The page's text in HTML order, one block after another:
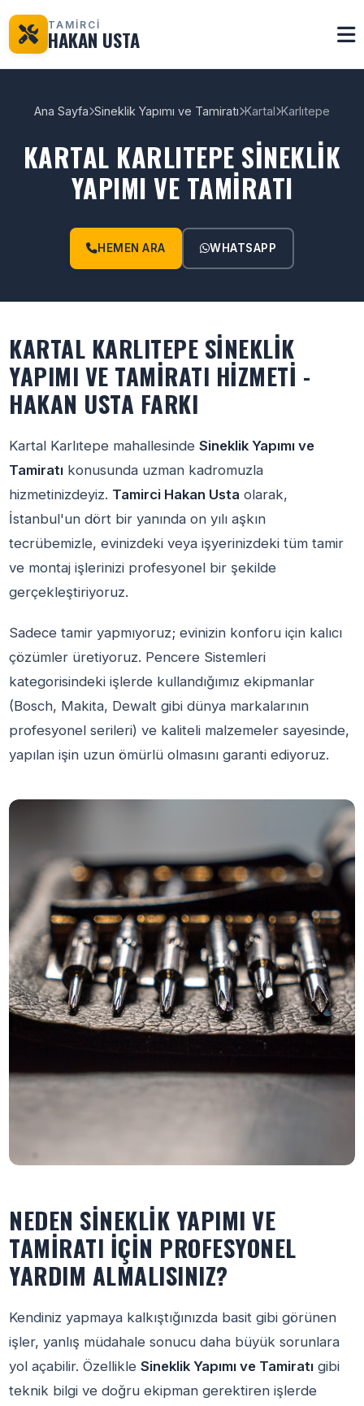
TAMİRCİ
HAKAN USTA
Ana Sayfa Sineklik Yapımı ve Tamiratı Kartal Karlıtepe
KARTAL KARLITEPE SINEKLIK
YAPIMI VE TAMIRATI
HEMEN ARA WHATSAPP
KARTAL KARLITEPE SINEKLIK
YAPIMI VE TAMIRATI HIZMETI -
HAKAN USTA FARKI
Kartal Karlıtepe mahallesindeSineklik Yapımı ve
Tamiratı konusunda uzman kadromuzla
hizmetinizdeyiz. Tamirci Hakan Usta olarak,
İstanbul'un dört bir yanında on yılı aşkın
tecrübemizle, evinizdeki veya işyerinizdeki tüm tamir
ve montaj işlerinizi profesyonel bir şekilde
gerçekleştiriyoruz.
Sadece tamir yapmıyoruz; evinizin konforu için kalıcı
çözümler üretiyoruz. Pencere Sistemleri
kategorisindeki işlerde kullandığımız ekipmanlar
(Bosch, Makita, Dewalt gibi dünya markalarının
profesyonel serileri) ve kaliteli malzemeler sayesinde,
yapılan işin uzun ömürlü olmasını garanti ediyoruz.
NEDEN SINEKLIK YAPIMI VE
TAMIRATI İÇIN PROFESYONEL
YARDIM ALMALISINIZ?
Kendiniz yapmaya kalkıştığınızda basit gibi görünen
işler, yanlış müdahale sonucu daha büyük sorunlara
yol açabilir. ÖzellikleSineklik Yapımı ve Tamiratı gibi
teknik bilgi ve doğru ekipman gerektiren işlerde